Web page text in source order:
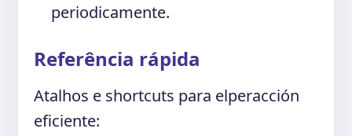
periodicamente.
Referência rápida
Atalhos e shortcuts para elperacción
eficiente: